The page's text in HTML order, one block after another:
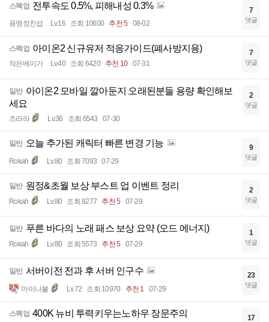
스펙업 전투속도 0.5%, 피해내성 0.3%
용맹정진섭 Lv.16 조회 10600 추천 5 08-02
7
댓글
스펙업 아이온2 신규유저 적응가이드(폐사방지용)
작은베이가 Lv.40 조회 6420 추천 10 07-31
7
댓글
일반 아이온2 모바일 깔아둔지 오래된분들 용량 확인해보
세요
즈라라 Lv.36 조회 6543 07-30
2
댓글
일반 오늘 추가된 캐릭터 빠른 변경 기능
Rokah Lv.80 조회 7093 07-29
9
댓글
일반 원정&초월 보상 부스트 업 이벤트 정리
Rokah Lv.80 조회 8277 추천 5 07-29
2
댓글
일반 푸른 바다의 노래 패스 보상 요약 (오드 에너지)
Rokah Lv.80 조회 5573 추천 5 07-29
1
댓글
일반 서버이전 전과 후 서버 인구수
마이나불 Lv.72 조회 10970 추천 1 07-29
23
댓글
스펙업 400K 뉴비 투력키우는노하우 장문주의 17